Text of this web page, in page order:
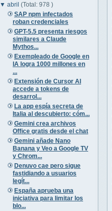
▼abril(Total: 978 )
SAP npm infectados
roban credenciales
GPT-5.5 presenta riesgos
similares a Claude
Mythos...
Exempleado de Google en
IA logra 1000 millones en
...
Extensión de Cursor AI
accede a tokens de
desarrol...
La app espía secreta de
Italia al descubierto: cóm...
Gemini crea archivos
Office gratis desde el chat
Gemini añade Nano
Banana y Veo a Google TV
y Chrom...
Denuvo cae pero sigue
fastidiando a usuarios
legít...
España aprueba una
iniciativa para limitar los
blo...